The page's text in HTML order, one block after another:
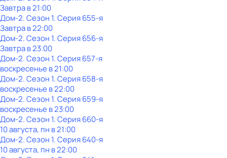
Завтра в 21:00
Дом-2. Сезон 1. Серия 655-я
Завтра в 22:00
Дом-2. Сезон 1. Серия 656-я
Завтра в 23:00
Дом-2. Сезон 1. Серия 657-я
воскресенье в21:00
Дом-2. Сезон 1. Серия 658-я
воскресенье в22:00
Дом-2. Сезон 1. Серия 659-я
воскресенье в23:00
Дом-2. Сезон 1. Серия 660-я
10 августа, пн в 21:00
Дом-2. Сезон 1. Серия 640-я
10 августа, пн в 22:00